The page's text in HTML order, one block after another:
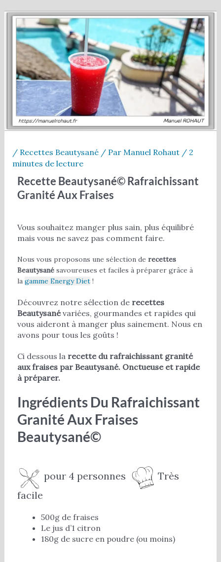
/ Recettes Beautysané/ Par Manuel Rohaut / 2
minutes de lecture
Recette Beautysané© Rafraichissant
Granité Aux Fraises
Vous souhaitez manger plus sain, plus équilibré
mais vous ne savez pas comment faire.
Nous vous proposons une sélection de recettes
Beautysanésavoureuses et faciles à préparer grâce à
la gamme Energy Diet !
Découvrez notre sélection de recettes
Beautysanévariées, gourmandes et rapides qui
vous aideront à manger plus sainement. Nous en
avons pour tous les goûts !
Ci dessous la recette du rafraichissant granité
aux fraises par Beautysané. Onctueuse et rapide
à préparer.
Ingrédients Du Rafraichissant
Granité Aux Fraises
Beautysané©
pour 4 personnes
Très
facile
500g de fraises
Le jus d’1 citron
180g de sucre en poudre (ou moins)